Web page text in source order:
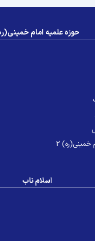
حوزه علمیه امام خمینی(ره)
2
اسلام ناب